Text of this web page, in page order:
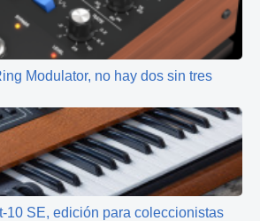
Modulator, no hay dos sin tres
10 SE, edición para coleccionistas